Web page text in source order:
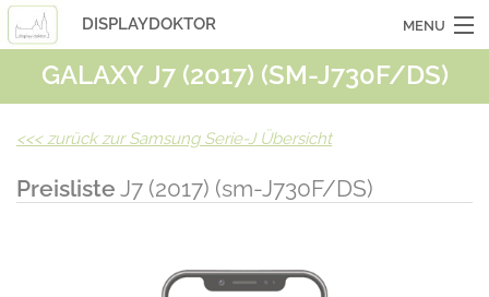
DISPLAYDOKTOR MENU
OCASSIONSGERÄTE
GALAXY J7 (2017) (SM-J730F/DS)
<<<zurück zur Samsung Serie-J Übersicht
Preisliste J7 (2017) (sm-J730F/DS)